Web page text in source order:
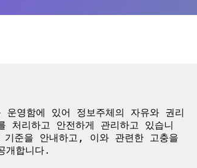
영함에 있어 정보주체의 자유와 권리
리하고 안전하게 관리하고 있습니
준을 안내하고, 이와 관련한 고충을
개합니다.